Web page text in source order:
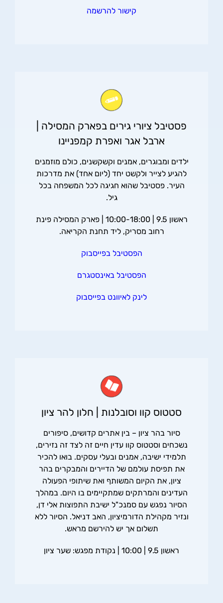
קישור להרשמה
פסטיבל ציורי גירים בפארק המסילה |
ארבל אגר ואפרת קמפניינו
ילדים ומבוגרים, אמנים וקשקשנים, כולם מוזמנים
להגיע לצייר ולקשט יחד (ליום אחד) את מדרכות
העיר. פסטיבל שהוא חגיגה לכל המשפחה בכל
גיל.
ראשון 9.5 | 10:00-18:00 | פארק המסילה פינת
רחוב מסריק, ליד תחנת הקריאה.
הפסטיבל בפייסבוק
הפסטיבל באינסטגרם
לינק לאיוונט בפייסבוק
סטטוס קוו וסובלנות | חלון להר ציון
סיור בהר ציון – בין אתרים קדושים, סיפורים
נשכחים וסטטוס קוו עדין חיים זה לצד זה נזירים,
תלמידי ישיבה, אמנים ובעלי עסקים. בואו להכיר
את תפיסת עולמם של הדיירים והמבקרים בהר
ציון, את הקיום המשותף ואת שיתופי הפעולה
העדינים והמרתקים שמתקיימים בו היום. במהלך
הסיור נפגש עם סמנכ"ל ישיבת התפוצות אלי דן,
ונזיר מקהילת הדורמיציון, האב דניאל. הסיור ללא
תשלום אך יש להירשם מראש.
ראשון 9.5 | 10:00 | נקודת מפגש: שער ציון